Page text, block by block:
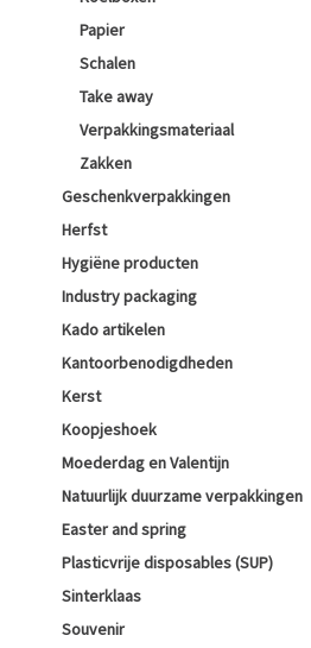
Papier
Schalen
Take away
Verpakkingsmateriaal
Zakken
Geschenkverpakkingen
Herfst
Hygiëne producten
Industry packaging
Kado artikelen
Kantoorbenodigdheden
Kerst
Koopjeshoek
Moederdag en Valentijn
Natuurlijk duurzame verpakkingen
Easter and spring
Plasticvrije disposables (SUP)
Sinterklaas
Souvenir